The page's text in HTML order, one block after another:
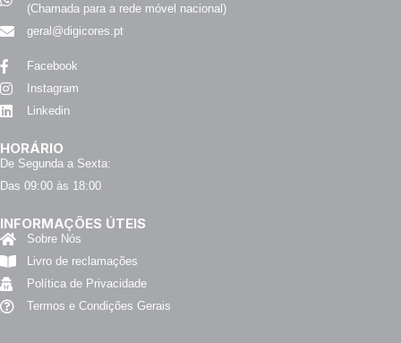
(Chamada para a rede móvel nacional)
geral@digicores.pt
Facebook
Instagram
Linkedin
HORÁRIO
De Segunda a Sexta:
Das 09:00 às 18:00
INFORMAÇÕES ÚTEIS
Sobre Nós
Livro de reclamações
Política de Privacidade
Termos e Condições Gerais